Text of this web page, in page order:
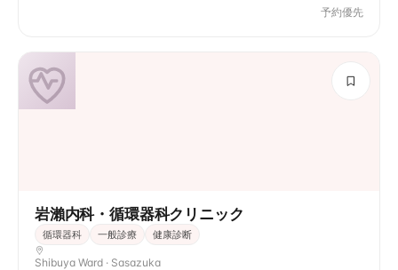
予約優先
岩瀨内科・循環器科クリニック
循環器科 一般診療 健康診断
Shibuya Ward · Sasazuka